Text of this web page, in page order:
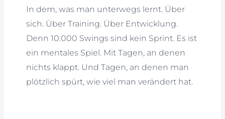
In dem, was man unterwegs lernt. Über
sich. Über Training. Über Entwicklung.
Denn 10.000 Swings sind kein Sprint. Es ist
ein mentales Spiel. Mit Tagen, an denen
nichts klappt. Und Tagen, an denen man
plötzlich spürt, wie viel man verändert hat.